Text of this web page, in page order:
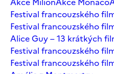
Festival francouzského
Festival francouzského
Alice Guy – 13 krátkých
Festival francouzského
Festival francouzského